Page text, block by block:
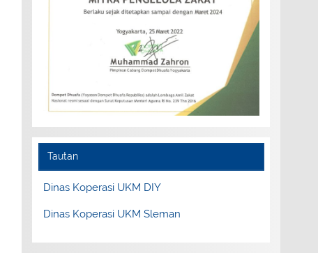
Tautan
Dinas Koperasi UKM DIY
Dinas Koperasi UKM Sleman